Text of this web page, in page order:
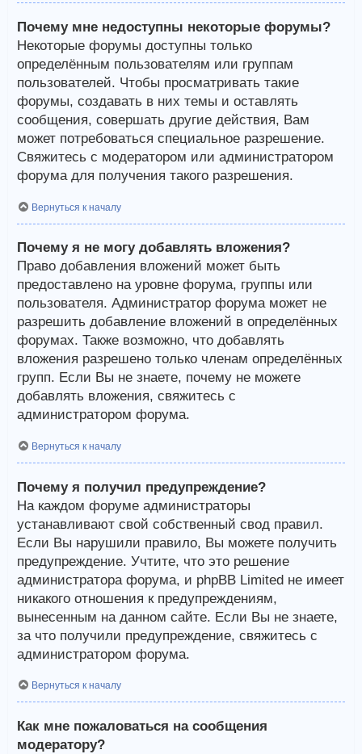
Почему мне недоступны некоторые форумы?
Некоторые форумы доступны только
определённым пользователям или группам
пользователей. Чтобы просматривать такие
форумы, создавать в них темы и оставлять
сообщения, совершать другие действия, Вам
может потребоваться специальное разрешение.
Свяжитесь с модератором или администратором
форума для получения такого разрешения.
Вернуться к началу
Почему я не могу добавлять вложения?
Право добавления вложений может быть
предоставлено на уровне форума, группы или
пользователя. Администратор форума может не
разрешить добавление вложений в определённых
форумах. Также возможно, что добавлять
вложения разрешено только членам определённых
групп. Если Вы не знаете, почему не можете
добавлять вложения, свяжитесь с
администратором форума.
Вернуться к началу
Почему я получил предупреждение?
На каждом форуме администраторы
устанавливают свой собственный свод правил.
Если Вы нарушили правило, Вы можете получить
предупреждение. Учтите, что это решение
администратора форума, и phpBB Limited не имеет
никакого отношения к предупреждениям,
вынесенным на данном сайте. Если Вы не знаете,
за что получили предупреждение, свяжитесь с
администратором форума.
Вернуться к началу
Как мне пожаловаться на сообщения
модератору?